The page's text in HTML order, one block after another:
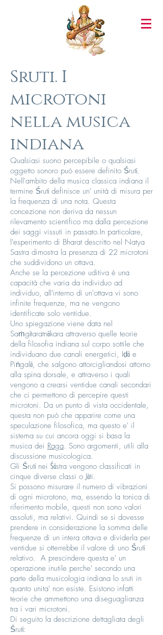
Sruti. I
microtoni
nella musica
indiana
Qualsiasi suono percepibile o qualsiasi
oggetto sonoro può essere definito Ṥrutī.
Nell'ambito della musica classica indiana il
termine Ṥrutī definisce un' unità di misura per
la frequenza di una nota. Questa
concezione non deriva da nessun
rilevamento scientifico ma dalla percezione
dei saggi vissuti in passato.In particolare,
l'esperimento di Bharat descritto nel Natya
Sastra dimostra la presenza di 22 microtoni
che suddividono un ottava.
Anche se la percezione uditiva è una
capacità che varia da individuo ad
individuo, all'interno di un'ottava vi sono
infinite frequenze, ma ne vengono
identificate solo ventidue.
Uno spiegazione viene data nel
Saṁgītaratnākara attraverso quelle teorie
della filosofia indiana sul corpo sottile che
individuano due canali energetici, Iḍā e
Piṅgalā, che salgono attorcigliandosi attorno
alla spina dorsale, e attraverso i quali
vengono a crearsi ventidue canali secondari
che ci permettono di percepire questi
microtoni. Da un punto di vista occidentale,
questa non può che apparire come una
speculazione filosofica, ma questo e' il
sistema su cui ancora oggi si basa la
musica dei Raga. Sono argomenti, utili alla
discussione musicologica.
Gli Ṥrutī nei Śāstra vengono classificati in
cinque diverse classi o Jāti.
Si possono misurare il numero di vibrazioni
di ogni microtono, ma, essendo la tonica di
riferimento mobile, questi non sono valori
assoluti, ma relativi. Quindi se si dovesse
prendere in considerazione la somma delle
frequenze di un intera ottava e dividerla per
ventidue si otterrebbe il valore di uno Ṥrutī
relativo. A prescindere questa e' un
operazione inutile perche' secondo una
parte della musicologia indiana lo sruti in
quanto unita' non esiste. Esistono infatti
teorie che ammettono una diseguaglianza
tra i vari microtoni.
Di seguito la descrizione dettagliata degli
Ṥrutī: